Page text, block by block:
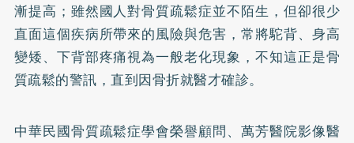
漸提高；雖然國人對骨質疏鬆症並不陌生，但卻很少
直面這個疾病所帶來的風險與危害，常將駝背、身高
變矮、下背部疼痛視為一般老化現象，不知這正是骨
質疏鬆的警訊，直到因骨折就醫才確診。
中華民國骨質疏鬆症學會榮譽顧問、萬芳醫院影像醫